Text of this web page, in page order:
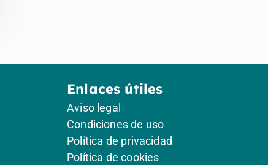
Enlaces útiles
Aviso legal
Condiciones de uso
Política de privacidad
Política de cookies